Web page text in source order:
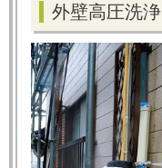
外壁高圧洗浄